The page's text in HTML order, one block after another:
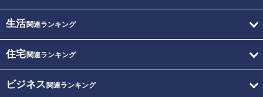
生活関連ランキング
住宅関連ランキング
ビジネス 関連ランキング